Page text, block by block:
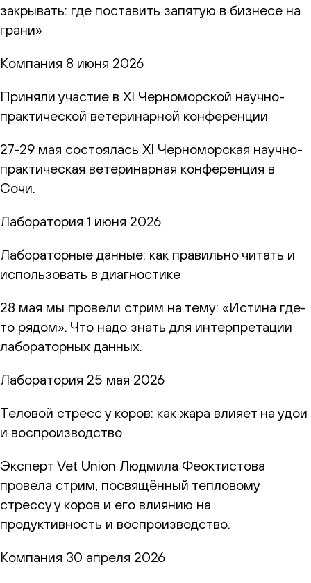
закрывать: где поставить запятую в бизнесе на
грани»
Компания 8 июня 2026
Приняли участие в XI Черноморской научно-
практической ветеринарной конференции
27-29 мая состоялась XI Черноморская научно-
практическая ветеринарная конференция в
Сочи.
Лаборатория 1 июня 2026
Лабораторные данные: как правильно читать и
использовать в диагностике
28 мая мы провели стрим на тему: «Истина где-
то рядом». Что надо знать для интерпретации
лабораторных данных.
Лаборатория 25 мая 2026
Теловой стресс у коров: как жара влияет на удои
и воспроизводство
Эксперт Vet Union Людмила Феоктистова
провела стрим, посвящённый тепловому
стрессу у коров и его влиянию на
продуктивность и воспроизводство.
Компания 30 апреля 2026